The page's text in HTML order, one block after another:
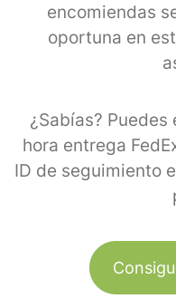
encomiendas
oportuna en
¿Sabías?
hora entrega
ID de seguimiento